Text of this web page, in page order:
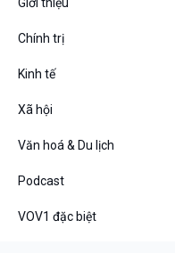
Chính trị
Kinh tế
Xã hội
Văn hoá & Du lịch
Podcast
VOV1 đặc biệt